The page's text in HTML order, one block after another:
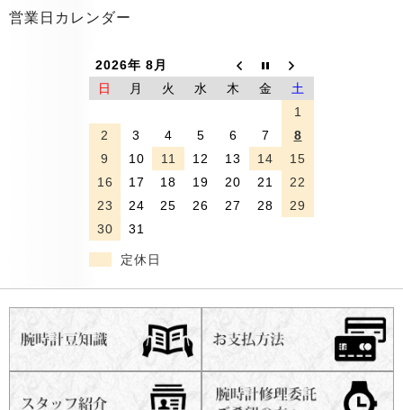
営業日カレンダー
2026年 8月
日
月 火 水 木 金
土
1
2
3 4 5 6 7
8
9
10 11 12 13 14
15
16
17 18 19 20 21
22
23
24 25 26 27 28
29
30
31
定休日